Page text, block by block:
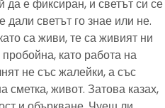
да е фиксиран, и светът си се
дали светът го знае или не.
са живи, те са живият ни
като работа на
не със жалейки, а със
сметка, живот. Затова казах,